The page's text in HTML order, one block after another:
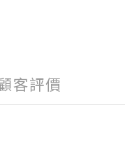
客評價